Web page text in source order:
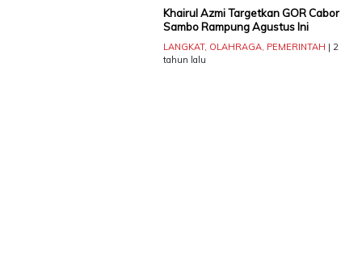
Khairul Azmi Targetkan GOR Cabor
Sambo Rampung Agustus Ini
LANGKAT, OLAHRAGA, PEMERINTAH | 2
tahun lalu